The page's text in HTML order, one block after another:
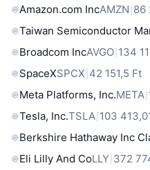
Amazon.com IncAMZN 86
Taiwan Semiconductor
Broadcom IncAVGO 134
SpaceXSPCX 42 151,5 Ft
Meta Platforms, Inc.META
Tesla, Inc.TSLA 103
Berkshire Hathaway Inc
Eli Lilly And CoLLY 372